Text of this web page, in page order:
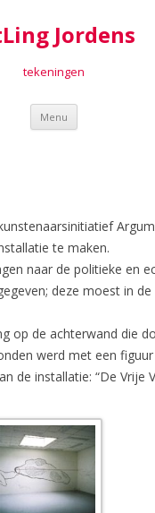
Jordens
tekeningen
Menu Spring
inhoud
te maken.
naar de politieke en
deze moest in
op de achterwand die
werd met een
de installatie: “De Vrije